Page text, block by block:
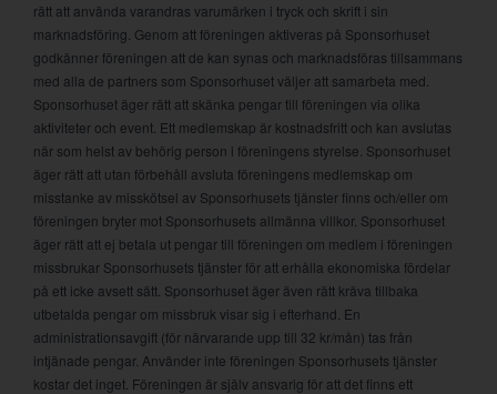
rätt att använda varandras varumärken i tryck och skrift i sin
marknadsföring. Genom att föreningen aktiveras på Sponsorhuset
godkänner föreningen att de kan synas och marknadsföras tillsammans
med alla de partners som Sponsorhuset väljer att samarbeta med.
Sponsorhuset äger rätt att skänka pengar till föreningen via olika
aktiviteter och event. Ett medlemskap är kostnadsfritt och kan avslutas
när som helst av behörig person i föreningens styrelse. Sponsorhuset
äger rätt att utan förbehåll avsluta föreningens medlemskap om
misstanke av misskötsel av Sponsorhusets tjänster finns och/eller om
föreningen bryter mot Sponsorhusets allmänna villkor. Sponsorhuset
äger rätt att ej betala ut pengar till föreningen om medlem i föreningen
missbrukar Sponsorhusets tjänster för att erhålla ekonomiska fördelar
på ett icke avsett sätt. Sponsorhuset äger även rätt kräva tillbaka
utbetalda pengar om missbruk visar sig i efterhand. En
administrationsavgift (för närvarande upp till 32 kr/mån) tas från
intjänade pengar. Använder inte föreningen Sponsorhusets tjänster
kostar det inget. Föreningen är själv ansvarig för att det finns ett